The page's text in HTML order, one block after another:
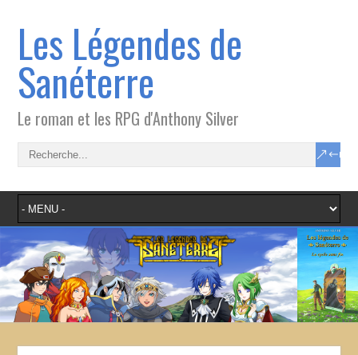
Les Légendes de
Sanéterre
Le roman et les RPG d'Anthony Silver